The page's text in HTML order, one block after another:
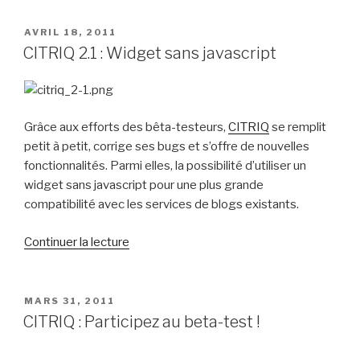
PUBLIÉ
LE
AVRIL 18, 2011
CITRIQ 2.1 : Widget sans javascript
Grâce aux efforts des bêta-testeurs, CITRIQ se remplit
petit à petit, corrige ses bugs et s’offre de nouvelles
fonctionnalités. Parmi elles, la possibilité d’utiliser un
widget sans javascript pour une plus grande
compatibilité avec les services de blogs existants.
Continuer la lecture
Widget
PUBLIÉ
LE
MARS 31, 2011
CITRIQ : Participez au beta-test !